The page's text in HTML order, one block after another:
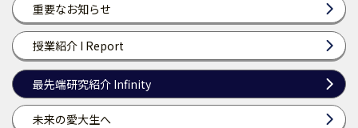
重要なお知らせ
授業紹介 I Report
最先端研究紹介 Infinity
未来の愛大生へ